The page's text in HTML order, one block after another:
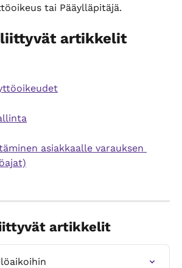
tai Pääylläpitäjä.
liittyvät artikkelit
asiakkaalle varauksen
artikkelit